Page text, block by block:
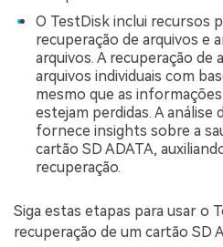
O TestDisk inclui recursos
recuperação de arquivos e
arquivos. A recuperação
arquivos individuais com
mesmo que as
estejam perdidas. A análise
fornece insights sobre a
cartão SD ADATA,
recuperação.
Siga estas etapas para usar o
recuperação de um cartão SD